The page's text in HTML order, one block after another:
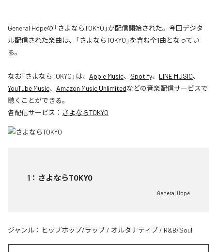
General Hopeの「さよならTOKYO」が配信開始された。今回デジタ
ル配信された楽曲は、「さよならTOKYO」を含む全1曲となってい
る。
なお「さよならTOKYO 」は、 Apple Music、 Spotify、 LINE MUSIC、
YouTube Music、 Amazon Music Unlimitedなどの音楽配信サービスで
聴くことができる。
各配信サービス： さよならTOKYO
1 ： さよならTOKYO
General Hope
ジャンル： ヒップホップ/ラップ / オルタナティブ / R&B/Soul